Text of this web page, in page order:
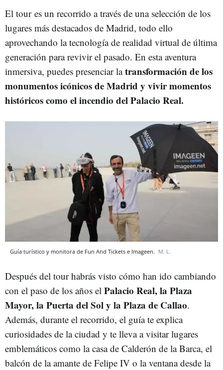
El tour es un recorrido a través de una selección de los
lugares más destacados de Madrid, todo ello
aprovechando la tecnología de realidad virtual de última
generación para revivir el pasado. En esta aventura
inmersiva, puedes presenciar latransformación de los
monumentos icónicos de Madrid y vivir momentos
históricos como el incendio del Palacio Real.
Guía turístico y monitora de Fun And Tickets e Imageen. M. L.
Después del tour habrás visto cómo han ido cambiando
con el paso de los años el Palacio Real, la Plaza
Mayor, la Puerta del Sol y la Plaza de Callao.
Además, durante el recorrido, el guía te explica
curiosidades de la ciudad y te lleva a visitar lugares
emblemáticos como la casa de Calderón de la Barca, el
balcón de la amante de Felipe IV o la ventana desde la